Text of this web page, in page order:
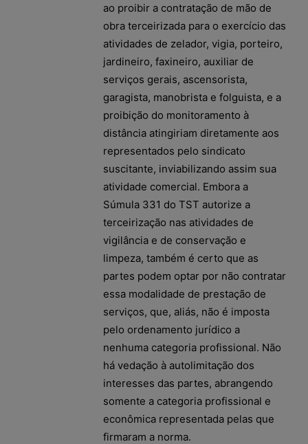
ao proibir a contratação de mão de
obra terceirizada para o exercício das
atividades de zelador, vigia, porteiro,
jardineiro, faxineiro, auxiliar de
serviços gerais, ascensorista,
garagista, manobrista e folguista, e a
proibição do monitoramento à
distância atingiriam diretamente aos
representados pelo sindicato
suscitante, inviabilizando assim sua
atividade comercial. Embora a
Súmula 331 do TST autorize a
terceirização nas atividades de
vigilância e de conservação e
limpeza, também é certo que as
partes podem optar por não contratar
essa modalidade de prestação de
serviços, que, aliás, não é imposta
pelo ordenamento jurídico a
nenhuma categoria profissional. Não
há vedação à autolimitação dos
interesses das partes, abrangendo
somente a categoria profissional e
econômica representada pelas que
firmaram a norma.